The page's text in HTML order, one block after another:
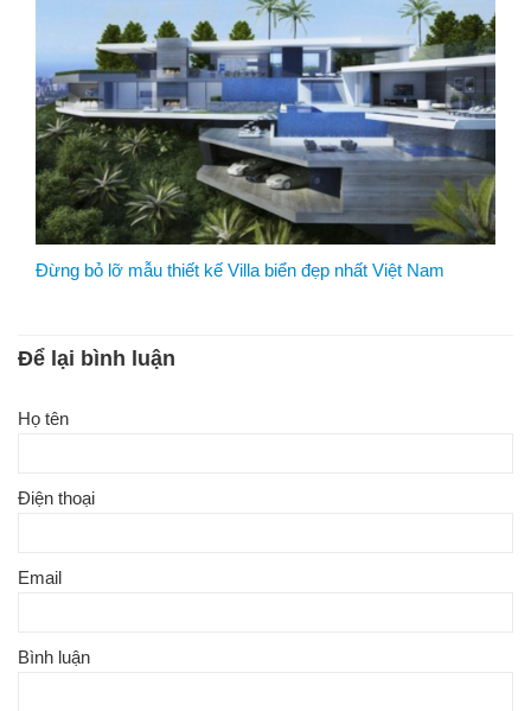
Đừng bỏ lỡ mẫu thiết kế Villa biển đẹp nhất Việt Nam
Để lại bình luận
Họ tên
Điện thoại
Email
Bình luận